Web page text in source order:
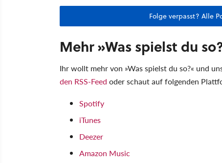
Folge verpasst? Alle
Mehr »Was spielst du
Ihr wollt mehr von »Was spielst du so?« und
den RSS-Feed oder schaut auf folgenden
Spotify
iTunes
Deezer
Amazon Music